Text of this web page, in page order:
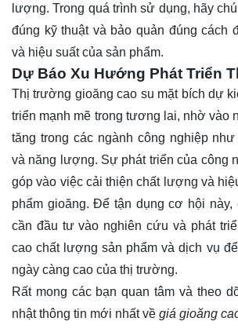
lượng. Trong quá trình sử dụng, hãy
đúng kỹ thuật và bảo quản đúng cách
và hiệu suất của sản phẩm.
Dự Báo Xu Hướng Phát Triển
Thị trường gioăng cao su mặt bích dự
triển mạnh mẽ trong tương lai, nhờ vào
tăng trong các ngành công nghiệp
và năng lượng. Sự phát triển của công
góp vào việc cải thiện chất lượng và
phẩm gioăng. Để tận dụng cơ hội này,
cần đầu tư vào nghiên cứu và phát
cao chất lượng sản phẩm và dịch vụ
ngày càng cao của thị trường.
Rất mong các bạn quan tâm và theo
nhật thông tin mới nhất về giá gioăng